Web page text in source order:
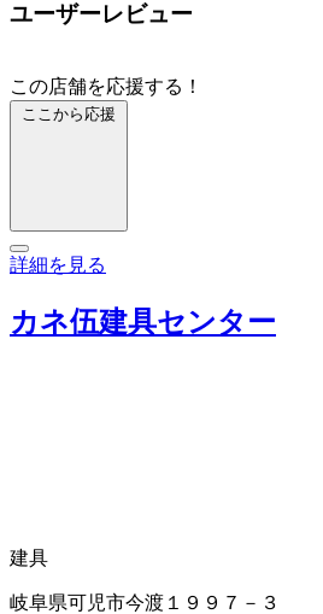
ユーザーレビュー
この店舗を応援する！
ここから応援
詳細を見る
カネ伍建具センター
建具
岐阜県可児市今渡１９９７－３